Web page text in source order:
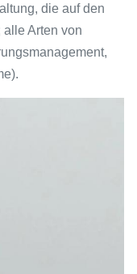
die auf den
Arten von